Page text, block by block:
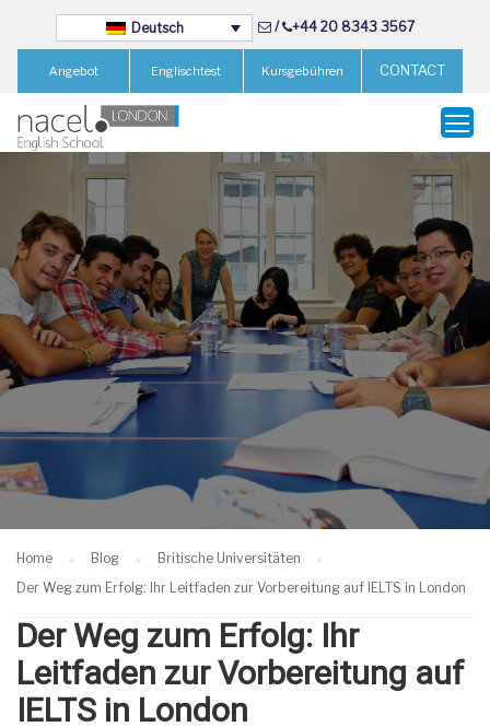
Deutsch / +44 20 8343 3567
Angebot Englischtest Kursgebühren CONTACT
Home Blog
Britische Universitäten
Der Weg zum Erfolg: Ihr Leitfaden zur Vorbereitung auf IELTS in London
Der Weg zum Erfolg: Ihr
Leitfaden zur Vorbereitung auf
IELTS in London